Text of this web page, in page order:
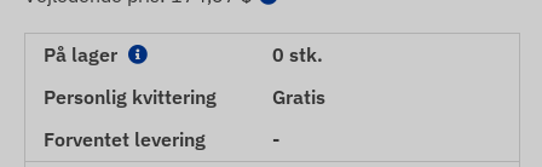
På lager
0 stk.
Personlig kvittering
Gratis
Forventet levering
-